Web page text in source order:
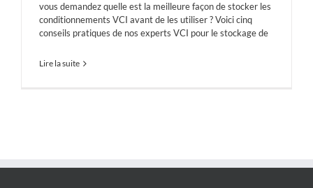
vous demandez quelle est la meilleure façon de stocker les
conditionnements VCI avant de les utiliser ? Voici cinq
conseils pratiques de nos experts VCI pour le stockage de
Lire la suite